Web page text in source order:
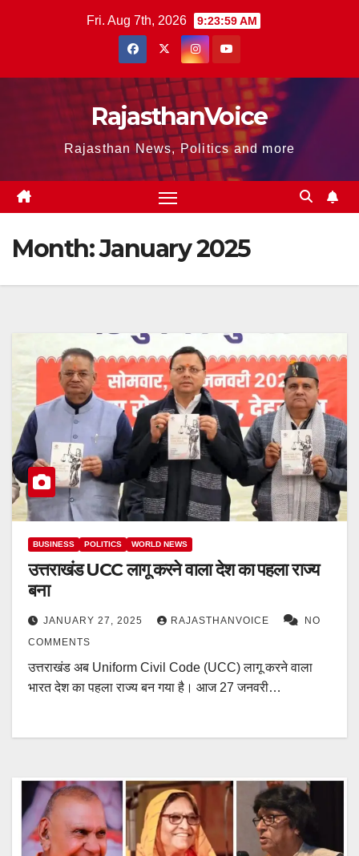
Fri. Aug 7th, 2026 9:24:00 AM
RajasthanVoice
Rajasthan News, Politics and more
Month:January 2025
BUSINESS POLITICS WORLD NEWS
उत्तराखंड UCC लागू करने वाला देश का पहला राज्‍य
बना
JANUARY 27, 2025 RAJASTHANVOICE
NO
COMMENTS
उत्तराखंड अब Uniform Civil Code (UCC) लागू करने वाला
भारत देश का पहला राज्य बन गया है। आज 27 जनवरी…